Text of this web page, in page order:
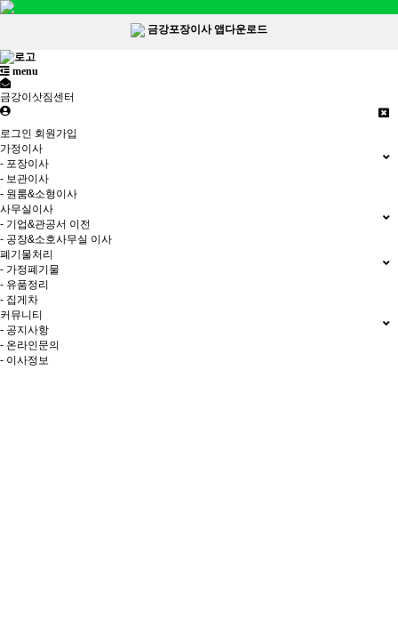
금강포장이사 앱다운로드
menu
금강이삿짐센터
로그인 회원가입
가정이사
- 포장이사
- 보관이사
- 원룸&소형이사
사무실이사
- 기업&관공서 이전
- 공장&소호사무실 이사
폐기물처리
- 가정폐기물
- 유품정리
- 집게차
커뮤니티
- 공지사항
- 온라인문의
- 이사정보